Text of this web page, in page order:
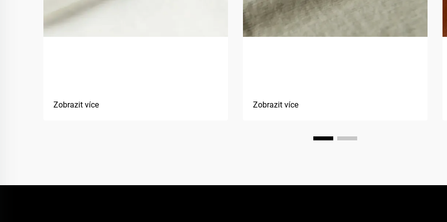
Zobrazit více Zobrazit více